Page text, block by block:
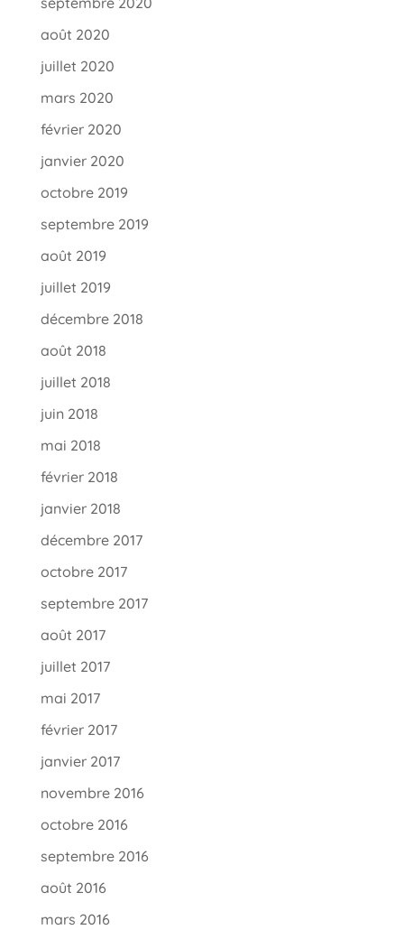
août 2020
juillet 2020
mars 2020
février 2020
janvier 2020
octobre 2019
septembre 2019
août 2019
juillet 2019
décembre 2018
août 2018
juillet 2018
juin 2018
mai 2018
février 2018
janvier 2018
décembre 2017
octobre 2017
septembre 2017
août 2017
juillet 2017
mai 2017
février 2017
janvier 2017
novembre 2016
octobre 2016
septembre 2016
août 2016
mars 2016